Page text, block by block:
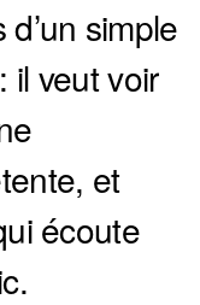
simple
il veut voir
et
écoute